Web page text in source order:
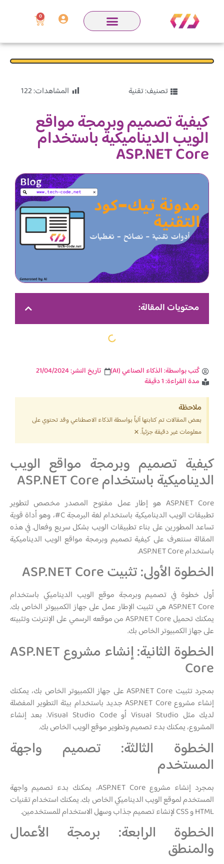
0
تصنيف:تقنية المشاهدات:122
كيفية تصميم وبرمجة مواقع
الويب الديناميكية باستخدام
ASP.NET Core
محتويات المقالة:
كُتب بواسطة:الذكاء الصناعي (AI) تاريخ النشر:21/04/2024
مدة القراءة: 1 دقيقة
ملاحظة
بعض المقالات تم كتابتها آلياً بواسطة الذكاء الاصطناعي وقد تحتوي على
معلومات غير دقيقة جزئياً.×
كيفية تصميم وبرمجة مواقع الويب
الديناميكية باستخدام ASP.NET Core
ASP.NET Core هو إطار عمل مفتوح المصدر مخصص لتطوير
تطبيقات الويب الديناميكية باستخدام لغة البرمجة C#، وهو أداة قوية
تساعد المطورين على بناء تطبيقات الويب بشكل سريع وفعال. في هذه
المقالة سنتعرف على كيفية تصميم وبرمجة مواقع الويب الديناميكية
باستخدام ASP.NET Core.
الخطوة الأولى: تثبيت ASP.NET Core
أول خطوة في تصميم وبرمجة موقع الويب الديناميكي باستخدام
ASP.NET Core هي تثبيت الإطار عمل على جهاز الكمبيوتر الخاص بك.
يمكنك تحميل ASP.NET Core من موقعه الرسمي على الإنترنت وتثبيته
على جهاز الكمبيوتر الخاص بك.
الخطوة الثانية: إنشاء مشروع ASP.NET
Core
بمجرد تثبيت ASP.NET Core على جهاز الكمبيوتر الخاص بك، يمكنك
إنشاء مشروع ASP.NET Core جديد باستخدام بيئة التطوير المفضلة
لديك مثل Visual Studio أو Visual Studio Code. بعد إنشاء
المشروع، يمكنك بدء تصميم وتطوير موقع الويب الخاص بك.
الخطوة الثالثة: تصميم واجهة
المستخدم
بمجرد إنشاء مشروع ASP.NET Core، يمكنك بدء تصميم واجهة
المستخدم لموقع الويب الديناميكي الخاص بك. يمكنك استخدام تقنيات
HTML و CSS لإنشاء تصميم جذاب وسهل الاستخدام للمستخدمين.
الخطوة الرابعة: برمجة الأعمال
والمنطق